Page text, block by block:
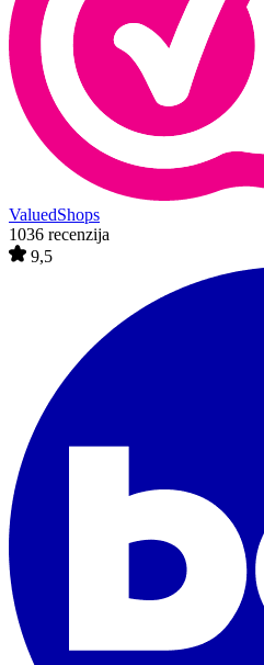
ValuedShops
1036 recenzija
9,5